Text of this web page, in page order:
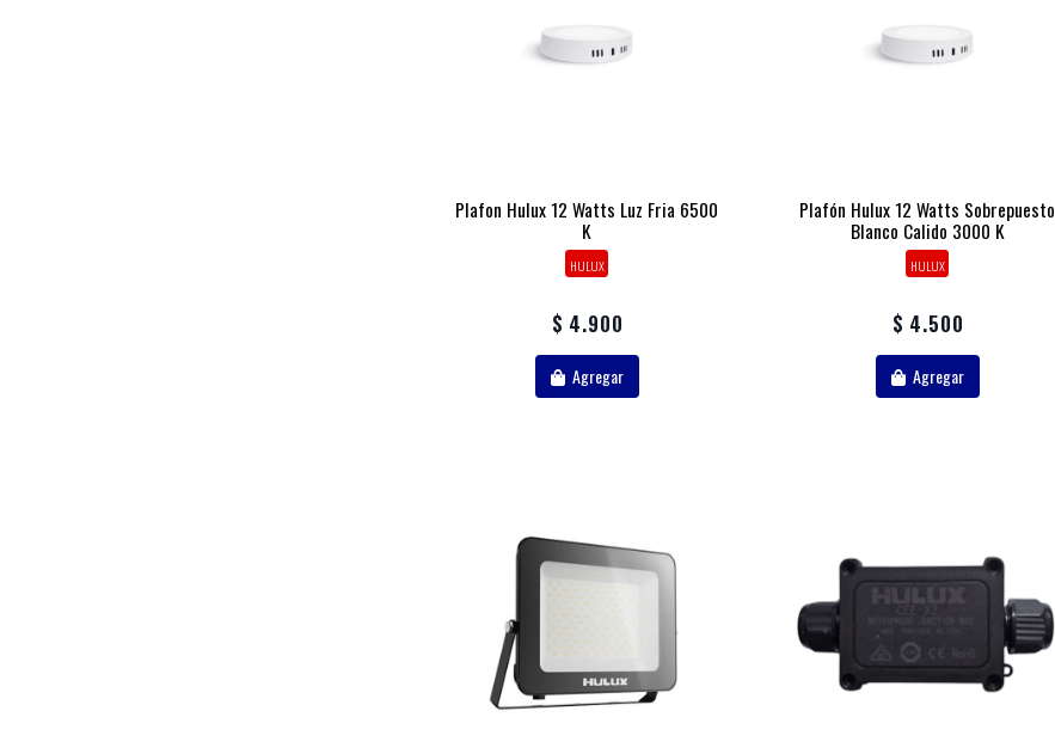
Plafon Hulux 12 Watts Luz Fria 6500
K
HULUX
$ 4.900
Agregar
Plafón Hulux 12 Watts Sobrepuesto
Blanco Calido 3000 K
HULUX
$ 4.500
Agregar